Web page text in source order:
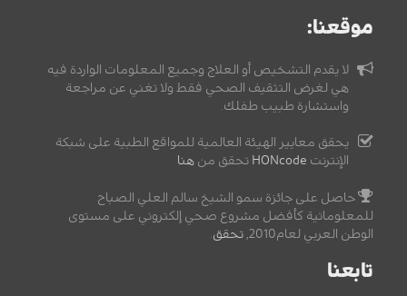
موقعنا:
لا يقدم التشخيص أو العلاج وجميع المعلومات الواردة فيه
هي لغرض التثقيف الصحي فقط ولا تغني عن مراجعة
واستشارة طبيب طفلك.
يحقق معايير الهيئة العالمية للمواقع الطبية على شبكة
الإنترنت HONcode تحقق من هنا
حاصل على جائزة سمو الشيخ سالم العلي الصباح
للمعلوماتية كأفضل مشروع صحي إلكتروني على مستوى
الوطن العربي لعام2010,
تحقق
تابعنا